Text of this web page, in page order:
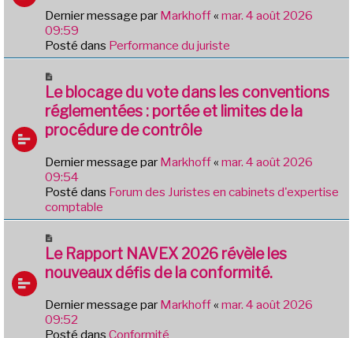
g
e
a
u
m
s
a
g
Dernier message par Markhoff« mar. 4 août 2026
09:59
Posté dans Performance du juriste
o
u
v
e
u
m
e
s
s
g
e
Le blocage du vote dans les conventions
réglementées : portée et limites de la
procédure de contrôle
Dernier message par Markhoff« mar. 4 août 2026
09:54
Posté dans Forum des Juristes en cabinets d'expertise
comptable
o
u
v
a
u
Le Rapport NAVEX 2026 révèle les
nouveaux défis de la conformité.
Dernier message par Markhoff« mar. 4 août 2026
09:52
Posté dans Conformité